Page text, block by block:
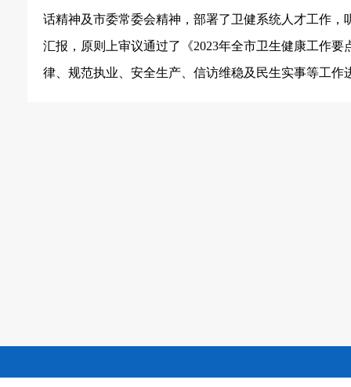
话精神及市委常委会精神，部署了卫健系统人才工作
汇报，原则上审议通过了《2023年全市卫生健康工作
律、规范执业、安全生产、信访维稳及民生实事等工作